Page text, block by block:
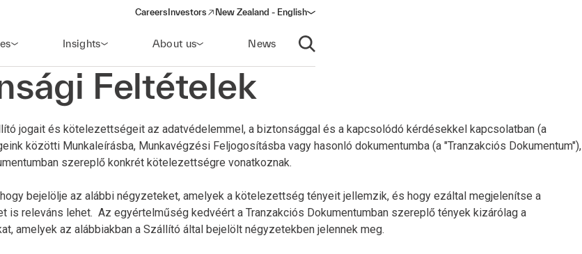
Careers Investors
(opens in a new window)
New Zealand - English
Insights About us News
Open search
Feltételek
jogait és kötelezettségeit az adatvédelemmel, a biztonsággal és a kapcsolódó kérdésekkel kapcsolatban (a
közötti Munkaleírásba, Munkavégzési Feljogosításba vagy hasonló dokumentumba (a "Tranzakciós Dokumentum"),
szereplő konkrét kötelezettségre vonatkoznak.
bejelölje az alábbi négyzeteket, amelyek a kötelezettség tényeit jellemzik, és hogy ezáltal megjelenítse a
releváns lehet. Az egyértelműség kedvéért a Tranzakciós Dokumentumban szereplő tények kizárólag a
amelyek az alábbiakban a Szállító által bejelölt négyzetekben jelennek meg.